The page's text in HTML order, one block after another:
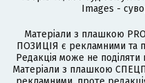
Images -
Матеріали з плашкою
ПОЗИЦІЯ є рекламними та
Редакція може не поділяти
Матеріали з плашкою